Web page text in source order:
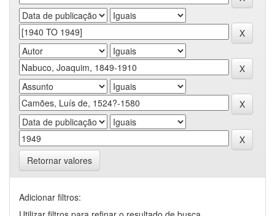
Retornar valores
Adicionar filtros: